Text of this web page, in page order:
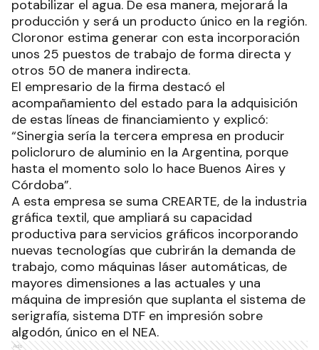
potabilizar el agua. De esa manera, mejorará la
producción y será un producto único en la región.
Cloronor estima generar con esta incorporación
unos 25 puestos de trabajo de forma directa y
otros 50 de manera indirecta.
El empresario de la firma destacó el
acompañamiento del estado para la adquisición
de estas líneas de financiamiento y explicó:
“Sinergia sería la tercera empresa en producir
policloruro de aluminio en la Argentina, porque
hasta el momento solo lo hace Buenos Aires y
Córdoba”.
A esta empresa se suma CREARTE, de la industria
gráfica textil, que ampliará su capacidad
productiva para servicios gráficos incorporando
nuevas tecnologías que cubrirán la demanda de
trabajo, como máquinas láser automáticas, de
mayores dimensiones a las actuales y una
máquina de impresión que suplanta el sistema de
serigrafía, sistema DTF en impresión sobre
algodón, único en el NEA.
Ads